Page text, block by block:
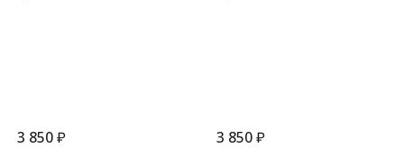
3 850₽ 3 850₽